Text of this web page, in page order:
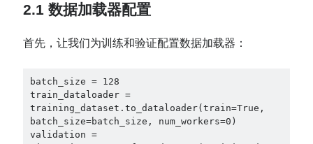
2.1 数据加载器配置
首先，让我们为训练和验证配置数据加载器：
batch_size = 128
train_dataloader =
training_dataset.to_dataloader(train=True,
batch_size=batch_size, num_workers=0)
validation =